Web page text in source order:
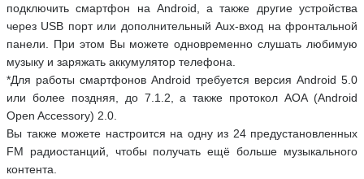
подключить смартфон на Android, а также другие устройства
через USB порт или дополнительный Aux-вход на фронтальной
панели. При этом Вы можете одновременно слушать любимую
музыку и заряжать аккумулятор телефона.
*Для работы смартфонов Android требуется версия Android 5.0
или более поздняя, до 7.1.2, а также протокол AOA (Android
Open Accessory) 2.0.
Вы также можете настроится на одну из 24 предустановленных
FM радиостанций, чтобы получать ещё больше музыкального
контента.